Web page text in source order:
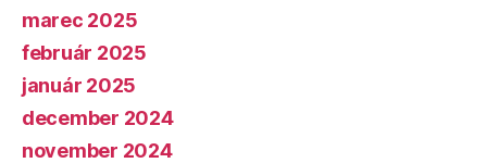
marec 2025
február 2025
január 2025
december 2024
november 2024